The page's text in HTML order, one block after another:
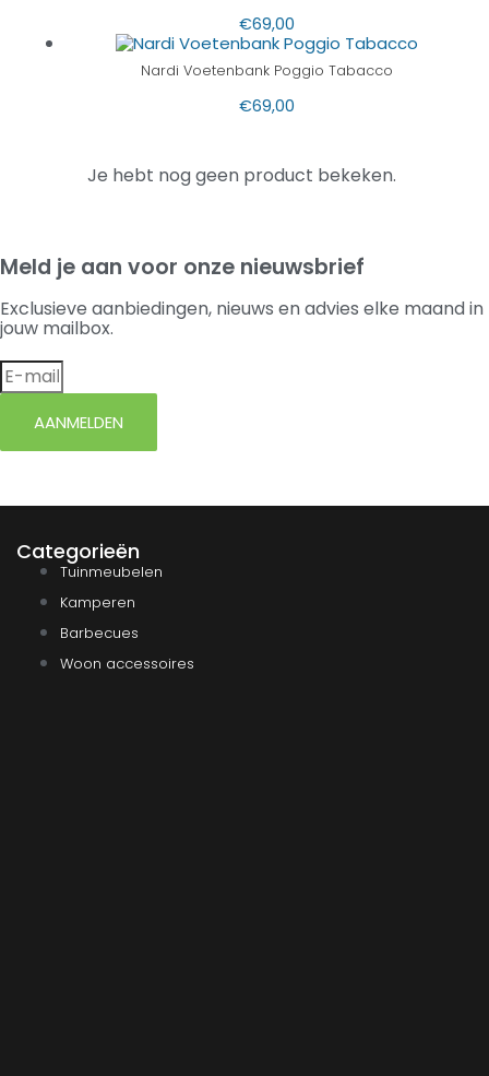
€69,00
Nardi Voetenbank Poggio Tabacco
€69,00
Je hebt nog geen product bekeken.
Meld je aan voor onze nieuwsbrief
Exclusieve aanbiedingen, nieuws en advies elke maand in
jouw mailbox.
AANMELDEN
Categorieën
Tuinmeubelen
Kamperen
Barbecues
Woon accessoires